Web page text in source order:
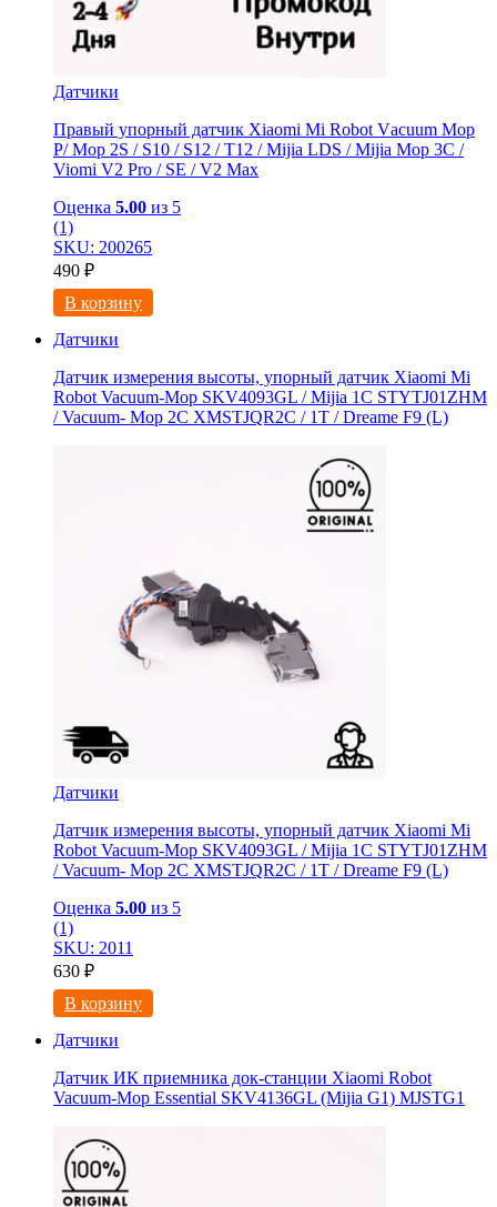
Датчики
Правый упорный датчик Xiaomi Мi Rоbоt Vаcuum Мoр
Р/ Мop 2S / S10 / S12 / Т12 / Мijiа LDS / Mijia Mop 3C /
Viоmi V2 Рrо / SE / V2 Мaх
Оценка 5.00 из 5
(1)
SKU: 200265
490 ₽
В корзину
Датчики
Датчик измерения высоты, упорный датчик Xiaomi Mi
Robot Vacuum-Mop SKV4093GL / Mijia 1C STYTJ01ZHM
/ Vacuum- Mop 2C XMSTJQR2C / 1T / Dreame F9 (L)
Датчики
Датчик измерения высоты, упорный датчик Xiaomi Mi
Robot Vacuum-Mop SKV4093GL / Mijia 1C STYTJ01ZHM
/ Vacuum- Mop 2C XMSTJQR2C / 1T / Dreame F9 (L)
Оценка 5.00 из 5
(1)
SKU: 2011
630 ₽
В корзину
Датчики
Датчик ИК приемника док-станции Xiaomi Robot
Vacuum-Mop Essential SKV4136GL (Mijia G1) MJSTG1